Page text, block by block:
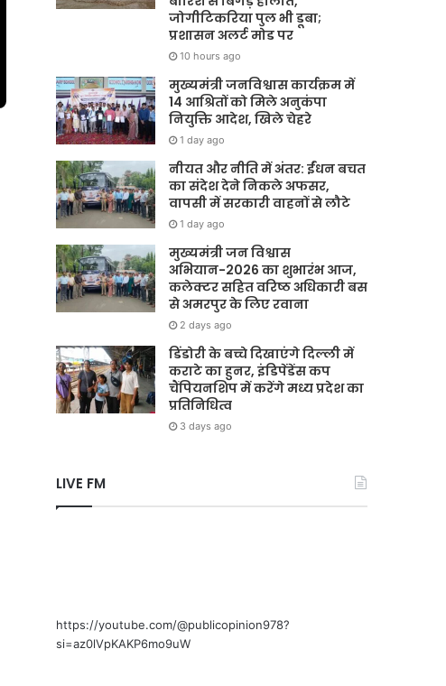
जोगीटिकरिया पुल भी डूबा;
प्रशासन अलर्ट मोड पर
10 hours ago
मुख्यमंत्री जनविश्वास कार्यक्रम में
14 आश्रितों को मिले अनुकंपा
नियुक्ति आदेश, खिले चेहरे
1 day ago
नीयत और नीति में अंतर: ईंधन बचत
का संदेश देने निकले अफसर,
वापसी में सरकारी वाहनों से लौटे
1 day ago
मुख्यमंत्री जन विश्वास
अभियान-2026 का शुभारंभ आज,
कलेक्टर सहित वरिष्ठ अधिकारी बस
से अमरपुर के लिए रवाना
2 days ago
डिंडोरी के बच्चे दिखाएंगे दिल्ली में
कराटे का हुनर, इंडिपेंडेंस कप
चैंपियनशिप में करेंगे मध्य प्रदेश का
प्रतिनिधित्व
3 days ago
LIVE FM
https://youtube.com/@publicopinion978?
si=az0lVpKAKP6mo9uW